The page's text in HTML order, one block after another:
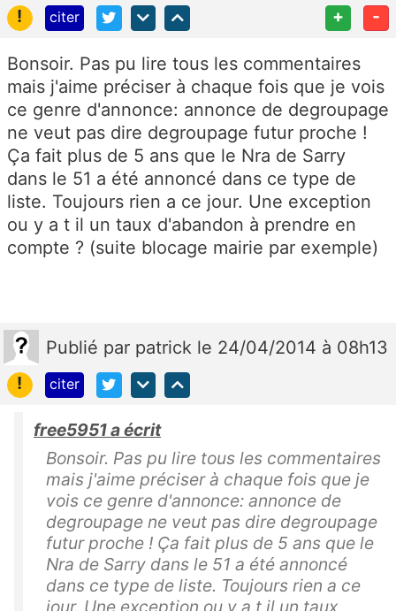
!
citer + -
Bonsoir. Pas pu lire tous les commentaires
mais j'aime préciser à chaque fois que je vois
ce genre d'annonce: annonce de degroupage
ne veut pas dire degroupage futur proche !
Ça fait plus de 5 ans que le Nra de Sarry
dans le 51 a été annoncé dans ce type de
liste. Toujours rien a ce jour. Une exception
ou y a t il un taux d'abandon à prendre en
compte ? (suite blocage mairie par exemple)
Publié par patrick le 24/04/2014 à 08h13
!
citer
free5951 a écrit
Bonsoir. Pas pu lire tous les commentaires
mais j'aime préciser à chaque fois que je
vois ce genre d'annonce: annonce de
degroupage ne veut pas dire degroupage
futur proche ! Ça fait plus de 5 ans que le
Nra de Sarry dans le 51 a été annoncé
dans ce type de liste. Toujours rien a ce
jour. Une exception ou y a t il un taux